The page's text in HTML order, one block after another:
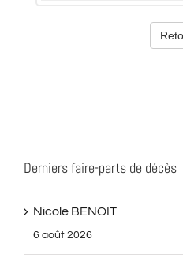
Derniers faire-parts de décès
Nicole BENOIT
6 août 2026